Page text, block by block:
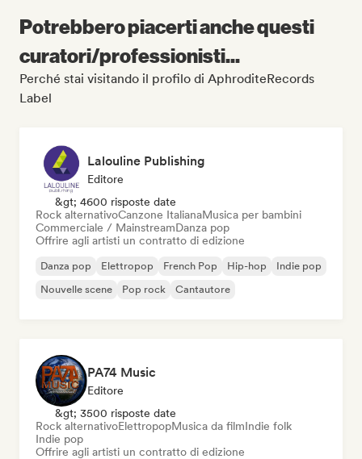
Potrebbero piacerti anche questi
curatori/professionisti...
Perché stai visitando il profilo di AphroditeRecords
Label
Lalouline Publishing
Editore
&gt; 4600 risposte date
Rock alternativoCanzone ItalianaMusica per bambini
Commerciale / MainstreamDanza pop
Offrire agli artisti un contratto di edizione
Danza pop Elettropop French Pop Hip-hop
Indie pop
Nouvelle scene
Pop rock Cantautore
PA74 Music
Editore
&gt; 3500 risposte date
Rock alternativoElettropopMusica da filmIndie folk
Indie pop
Offrire agli artisti un contratto di edizione